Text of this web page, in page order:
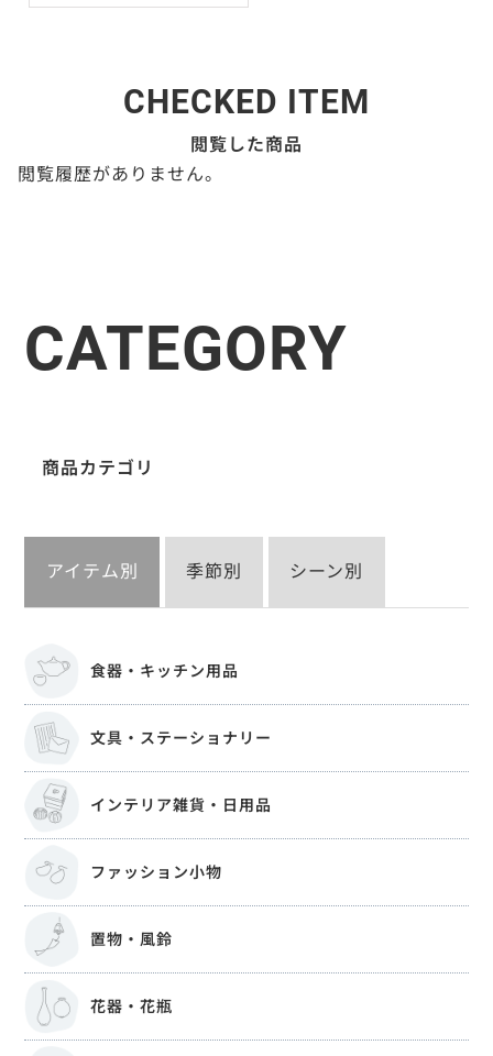
CHECKED ITEM
閲覧した商品
閲覧履歴がありません。
CATEGORY
商品カテゴリ
アイテム別 季節別 シーン別
食器・キッチン用品
文具・ステーショナリー
インテリア雑貨・日用品
ファッション小物
置物・風鈴
花器・花瓶